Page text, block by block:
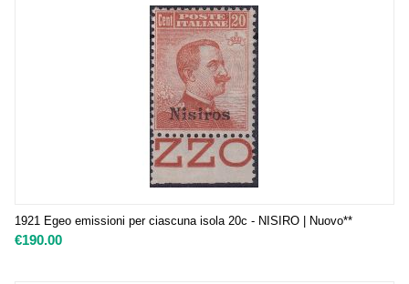
1921 Egeo emissioni per ciascuna isola 20c - NISIRO | Nuovo**
€190.00